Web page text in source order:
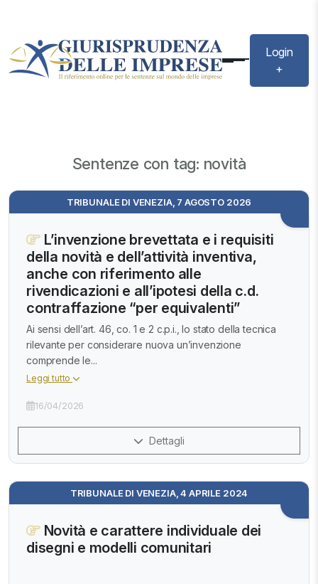
Login
+
Sentenze con tag: novità
TRIBUNALE DI VENEZIA, 7 AGOSTO 2026
L’invenzione brevettata e i requisiti
della novità e dell’attività inventiva,
anche con riferimento alle
rivendicazioni e all’ipotesi della c.d.
contraffazione “per equivalenti”
Ai sensi dell’art. 46, co. 1 e 2 c.p.i., lo stato della tecnica
rilevante per considerare nuova un’invenzione
comprende le...
Leggi tutto
16/04/2026
Dettagli
TRIBUNALE DI VENEZIA, 4 APRILE 2024
Novità e carattere individuale dei
disegni e modelli comunitari